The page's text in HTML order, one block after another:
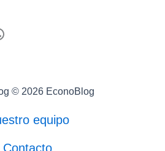
© 2026 EconoBlog
equipo
Contacto